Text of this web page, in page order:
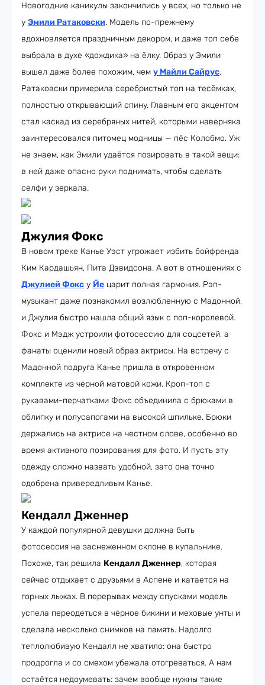
Новогодние каникулы закончились у всех, но только не
у Эмили Ратаковски. Модель по-прежнему
вдохновляется праздничным декором, и даже топ себе
выбрала в духе «дождика» на ёлку. Образ у Эмили
вышел даже более похожим, чем у Майли Сайрус.
Ратаковски примерила серебристый топ на тесёмках,
полностью открывающий спину. Главным его акцентом
стал каскад из серебряных нитей, которыми наверняка
заинтересовался питомец модницы — пёс Колобмо. Уж
не знаем, как Эмили удаётся позировать в такой вещи:
в ней даже опасно руки поднимать, чтобы сделать
селфи у зеркала.
Джулия Фокс
В новом треке Канье Уэст угрожает избить бойфренда
Ким Кардашьян, Пита Дэвидсона. А вот в отношениях с
Джулией Фокс у Йе царит полная гармония. Рэп-
музыкант даже познакомил возлюбленную с Мадонной,
и Джулия быстро нашла общий язык с поп-королевой.
Фокс и Мэдж устроили фотосессию для соцсетей, а
фанаты оценили новый образ актрисы. На встречу с
Мадонной подруга Канье пришла в откровенном
комплекте из чёрной матовой кожи. Кроп-топ с
рукавами-перчатками Фокс объединила с брюками в
облипку и полусапогами на высокой шпильке. Брюки
держались на актрисе на честном слове, особенно во
время активного позирования для фото. И пусть эту
одежду сложно назвать удобной, зато она точно
одобрена привередливым Канье.
Кендалл Дженнер
У каждой популярной девушки должна быть
фотосессия на заснеженном склоне в купальнике.
Похоже, так решила Кендалл Дженнер, которая
сейчас отдыхает с друзьями в Аспене и катается на
горных лыжах. В перерывах между спусками модель
успела переодеться в чёрное бикини и меховые унты и
сделала несколько снимков на память. Надолго
теплолюбивую Кендалл не хватило: она быстро
продрогла и со смехом убежала отогреваться. А нам
остаётся недоумевать: зачем вообще нужны такие